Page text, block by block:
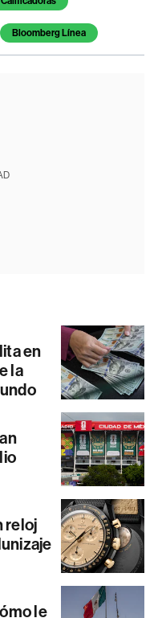
Bloomberg Línea
en
la
reloj
le